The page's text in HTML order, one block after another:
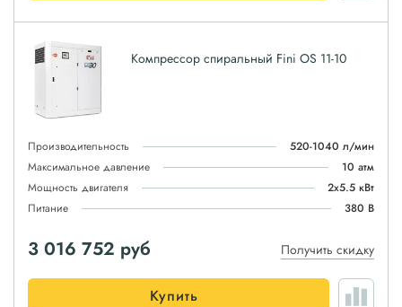
Компрессор спиральный Fini OS 11-10
Производительность
520-1040 л/мин
Максимальное давление
10 атм
Мощность двигателя
2x5.5 кВт
Питание
380 В
3 016 752 руб Получить скидку
Купить